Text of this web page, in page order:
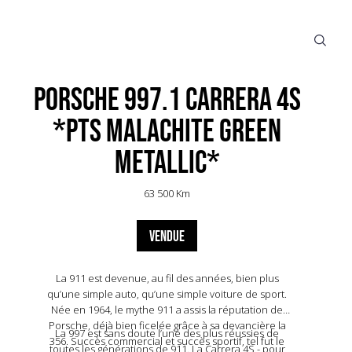
Porsche 997.1 Carrera 4S
*PTS Malachite Green
Metallic*
63 500 Km
VENDUE
La 911 est devenue, au fil des années, bien plus
qu’une simple auto, qu’une simple voiture de sport.
Née en 1964, le mythe 911 a assis la réputation de
Porsche, déjà bien ficelée grâce à sa devancière la
356. Succès commercial et succès sportif, tel fut le
La 997 est sans doute l’une des plus réussies de
toutes les générations de 911. La Carrera 4S - pour